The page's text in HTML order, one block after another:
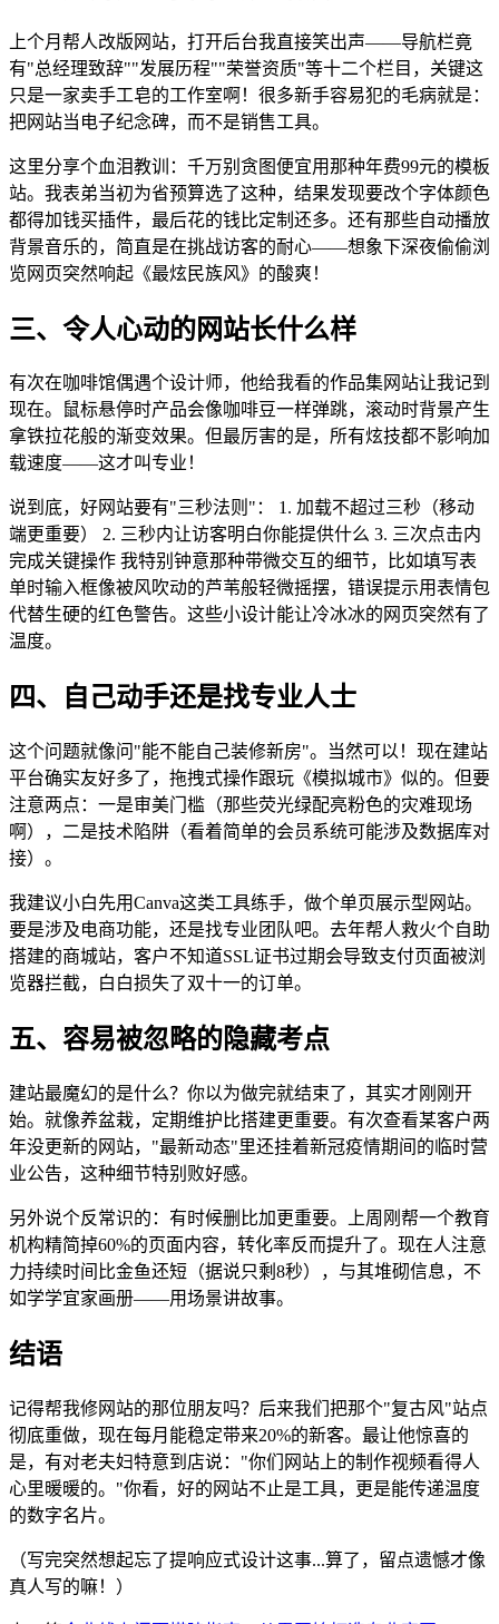
上个月帮人改版网站，打开后台我直接笑出声——导航栏竟
有"总经理致辞""发展历程""荣誉资质"等十二个栏目，关键这
只是一家卖手工皂的工作室啊！很多新手容易犯的毛病就是：
把网站当电子纪念碑，而不是销售工具。
这里分享个血泪教训：千万别贪图便宜用那种年费99元的模板
站。我表弟当初为省预算选了这种，结果发现要改个字体颜色
都得加钱买插件，最后花的钱比定制还多。还有那些自动播放
背景音乐的，简直是在挑战访客的耐心——想象下深夜偷偷浏
览网页突然响起《最炫民族风》的酸爽！
三、令人心动的网站长什么样
有次在咖啡馆偶遇个设计师，他给我看的作品集网站让我记到
现在。鼠标悬停时产品会像咖啡豆一样弹跳，滚动时背景产生
拿铁拉花般的渐变效果。但最厉害的是，所有炫技都不影响加
载速度——这才叫专业！
说到底，好网站要有"三秒法则"： 1. 加载不超过三秒（移动
端更重要） 2. 三秒内让访客明白你能提供什么 3. 三次点击内
完成关键操作 我特别钟意那种带微交互的细节，比如填写表
单时输入框像被风吹动的芦苇般轻微摇摆，错误提示用表情包
代替生硬的红色警告。这些小设计能让冷冰冰的网页突然有了
温度。
四、自己动手还是找专业人士
这个问题就像问"能不能自己装修新房"。当然可以！现在建站
平台确实友好多了，拖拽式操作跟玩《模拟城市》似的。但要
注意两点：一是审美门槛（那些荧光绿配亮粉色的灾难现场
啊），二是技术陷阱（看着简单的会员系统可能涉及数据库对
接）。
我建议小白先用Canva这类工具练手，做个单页展示型网站。
要是涉及电商功能，还是找专业团队吧。去年帮人救火个自助
搭建的商城站，客户不知道SSL证书过期会导致支付页面被浏
览器拦截，白白损失了双十一的订单。
五、容易被忽略的隐藏考点
建站最魔幻的是什么？你以为做完就结束了，其实才刚刚开
始。就像养盆栽，定期维护比搭建更重要。有次查看某客户两
年没更新的网站，"最新动态"里还挂着新冠疫情期间的临时营
业公告，这种细节特别败好感。
另外说个反常识的：有时候删比加更重要。上周刚帮一个教育
机构精简掉60%的页面内容，转化率反而提升了。现在人注意
力持续时间比金鱼还短（据说只剩8秒），与其堆砌信息，不
如学学宜家画册——用场景讲故事。
结语
记得帮我修网站的那位朋友吗？后来我们把那个"复古风"站点
彻底重做，现在每月能稳定带来20%的新客。最让他惊喜的
是，有对老夫妇特意到店说："你们网站上的制作视频看得人
心里暖暖的。"你看，好的网站不止是工具，更是能传递温度
的数字名片。
（写完突然想起忘了提响应式设计这事...算了，留点遗憾才像
真人写的嘛！）